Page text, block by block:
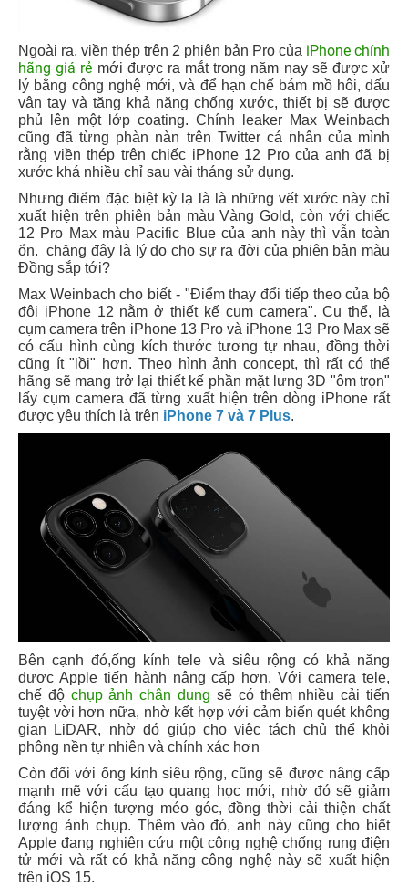
Ngoài ra, viền thép trên 2 phiên bản Pro của iPhone chính
hãng giá rẻ mới được ra mắt trong năm nay sẽ được xử
lý bằng công nghệ mới, và để hạn chế bám mồ hôi, dấu
vân tay và tăng khả năng chống xước, thiết bị sẽ được
phủ lên một lớp coating. Chính leaker Max Weinbach
cũng đã từng phàn nàn trên Twitter cá nhân của mình
rằng viền thép trên chiếc iPhone 12 Pro của anh đã bị
xước khá nhiều chỉ sau vài tháng sử dụng.
Nhưng điểm đặc biệt kỳ lạ là là những vết xước này chỉ
xuất hiện trên phiên bản màu Vàng Gold, còn với chiếc
12 Pro Max màu Pacific Blue của anh này thì vẫn toàn
ổn. chăng đây là lý do cho sự ra đời của phiên bản màu
Đồng sắp tới?
Max Weinbach cho biết - "Điểm thay đổi tiếp theo của bộ
đôi iPhone 12 nằm ở thiết kế cụm camera". Cụ thể, là
cụm camera trên iPhone 13 Pro và iPhone 13 Pro Max sẽ
có cấu hình cùng kích thước tương tự nhau, đồng thời
cũng ít "lồi" hơn. Theo hình ảnh concept, thì rất có thể
hãng sẽ mang trở lại thiết kế phần mặt lưng 3D "ôm trọn"
lấy cụm camera đã từng xuất hiện trên dòng iPhone rất
được yêu thích là trên iPhone 7 và 7 Plus.
Bên cạnh đó,ống kính tele và siêu rộng có khả năng
được Apple tiến hành nâng cấp hơn. Với camera tele,
chế độ chụp ảnh chân dung sẽ có thêm nhiều cải tiến
tuyệt vời hơn nữa, nhờ kết hợp với cảm biến quét không
gian LiDAR, nhờ đó giúp cho việc tách chủ thể khỏi
phông nền tự nhiên và chính xác hơn
Còn đối với ống kính siêu rộng, cũng sẽ được nâng cấp
mạnh mẽ với cấu tạo quang học mới, nhờ đó sẽ giảm
đáng kể hiện tượng méo góc, đồng thời cải thiện chất
lượng ảnh chụp. Thêm vào đó, anh này cũng cho biết
Apple đang nghiên cứu một công nghệ chống rung điện
tử mới và rất có khả năng công nghệ này sẽ xuất hiện
trên iOS 15.